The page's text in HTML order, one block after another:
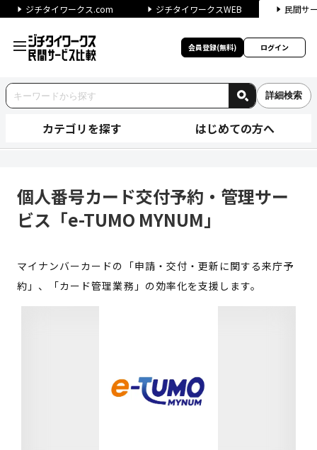
ジチタイワークス.com ジチタイワークスWEB 民間サ
会員登録(無料) ログイン
詳細検索
カテゴリを探す はじめての方へ
個人番号カード交付予約・管理サー
ビス「e-TUMO MYNUM」
マイナンバーカードの「申請・交付・更新に関する来庁予
約」、「カード管理業務」の効率化を支援します。